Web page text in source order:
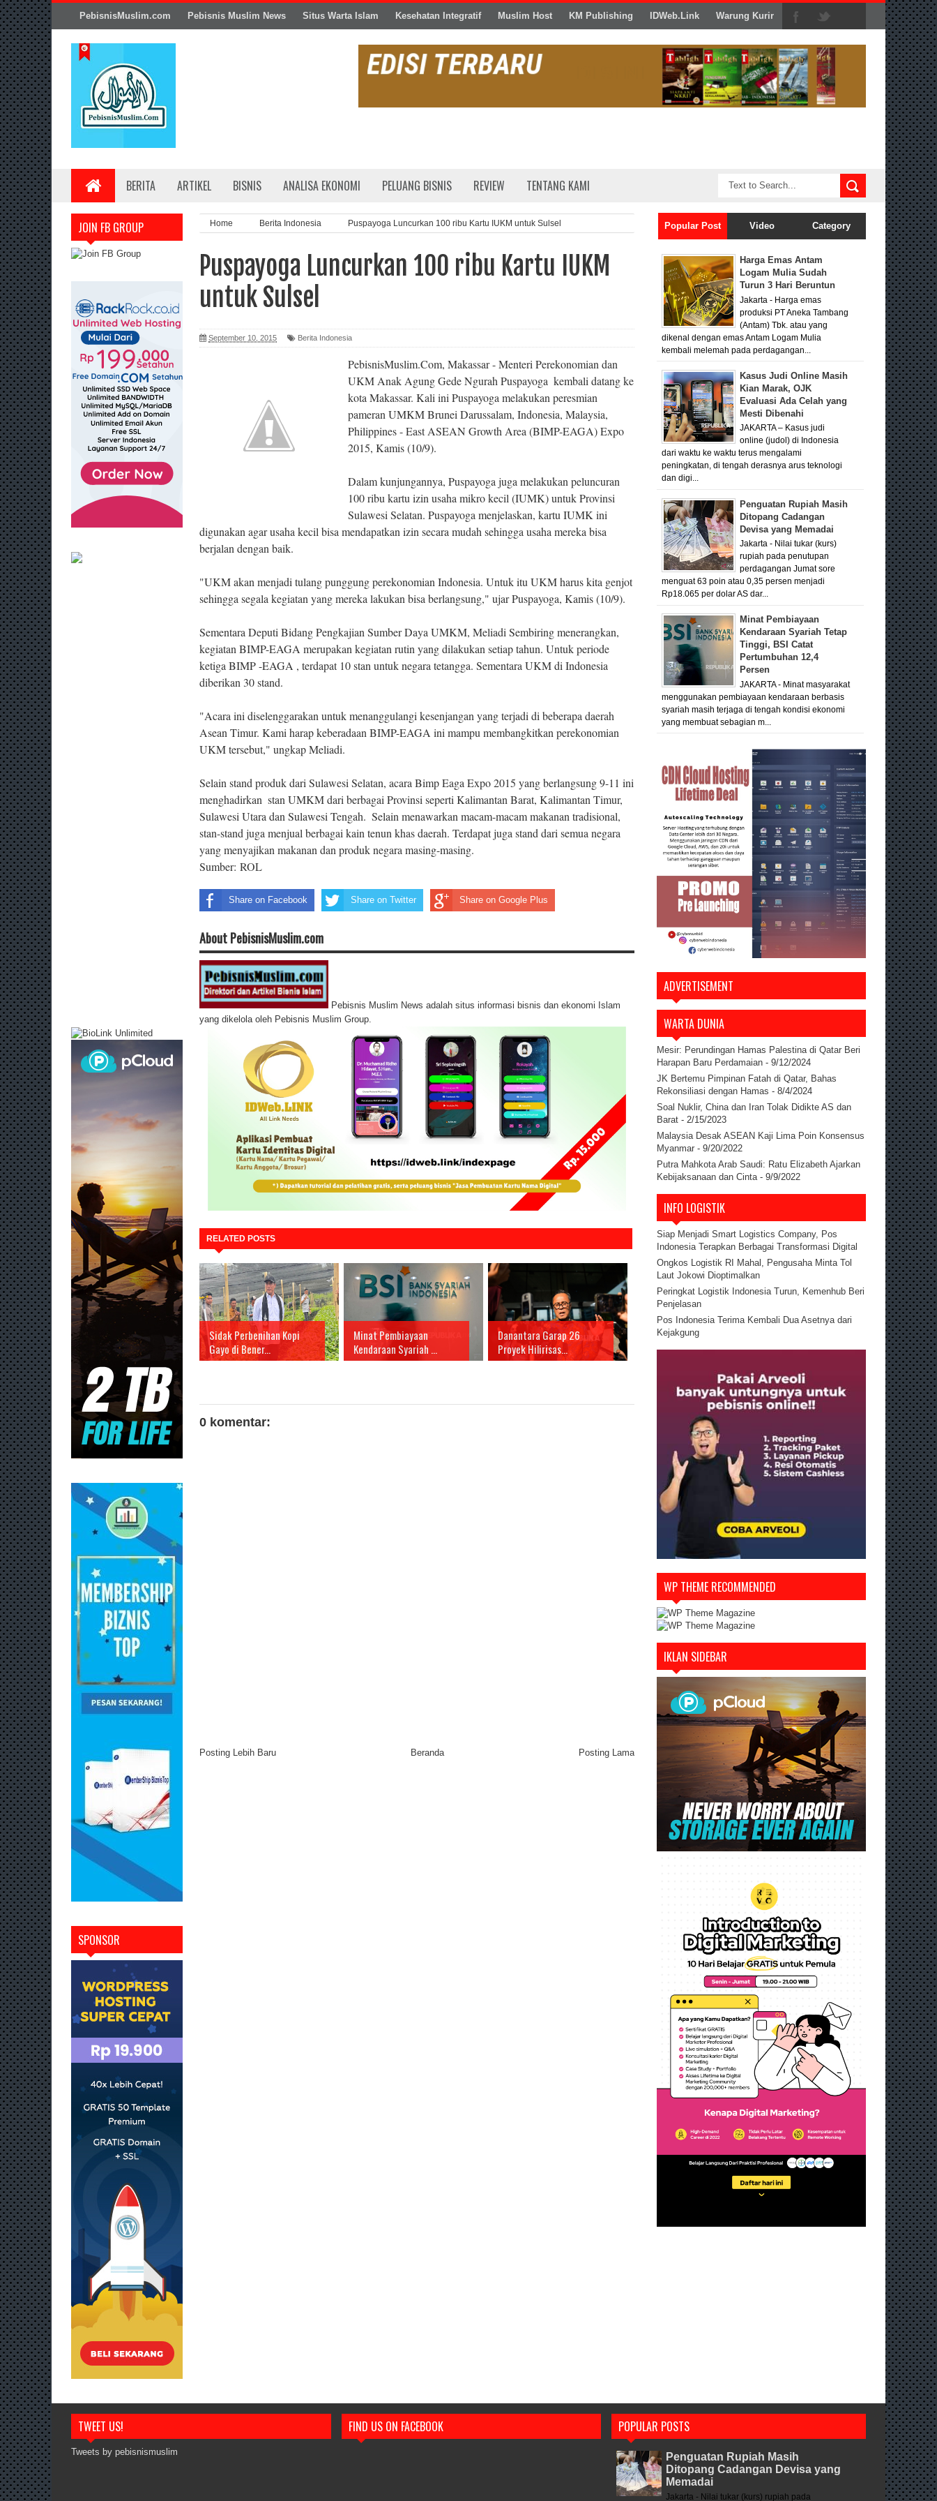
PebisnisMuslim.com Pebisnis Muslim News Situs Warta Islam Kesehatan Integratif Muslim Host KM Publishing IDWeb.Link Warung Kurir
BERITA ARTIKEL BISNIS ANALISA EKONOMI PELUANG BISNIS REVIEW TENTANG KAMI
JOIN FB GROUP
SPONSOR
Home Berita Indonesia Puspayoga Luncurkan 100 ribu Kartu IUKM untuk Sulsel
Puspayoga Luncurkan 100 ribu Kartu IUKM
untuk Sulsel
September 10, 2015 Berita Indonesia
PebisnisMuslim.Com, Makassar - Menteri Perekonomian dan
UKM Anak Agung Gede Ngurah Puspayoga ‎ kembali datang ke
kota Makassar. Kali ini Puspayoga melakukan peresmian
pameran UMKM Brunei Darussalam, Indonesia, Malaysia,
Philippines - East ASEAN Growth Area (BIMP-EAGA) Expo
2015, Kamis (10/9).
Dalam kunjungannya, Puspayoga juga melakukan peluncuran
100 ribu kartu izin usaha mikro kecil (IUMK) untuk Provinsi
Sulawesi Selatan. Puspayoga menjelaskan, kartu IUMK ini
digunakan agar usaha kecil bisa mendapatkan izin secara mudah sehingga usaha mereka bisa
berjalan dengan baik.
"UKM akan menjadi tulang punggung perekonomian Indonesia. Untuk itu UKM harus kita genjot
sehingga segala kegiatan yang mereka lakukan bisa berlangsung," ujar Puspayoga, Kamis (10/9).
Sementara Deputi Bidang Pengkajian Sumber Daya UMKM, Meliadi Sembiring menerangkan,‎
kegiatan BIMP-EAGA merupakan kegiatan rutin yang dilakukan setiap tahun. Untuk periode
ketiga BIMP -EAGA , terdapat 10 stan untuk negara tetangga. Sementara UKM di Indonesia
diberikan 30 stand.
"Acara ini diselenggarakan untuk menanggulangi kesenjangan yang terjadi di beberapa daerah
Asean Timur. Kami harap keberadaan BIMP-EAGA ini mampu membangkitkan perekonomian
UKM tersebut," ungkap Meliadi.
Selain stand produk dari Sulawesi Selatan, acara Bimp Eaga Expo 2015 yang berlangsung 9-11 ini
menghadirkan ‎ stan UMKM dari berbagai Provinsi seperti Kalimantan Barat, Kalimantan Timur,
Sulawesi Utara dan Sulawesi Tengah. ‎ Selain menawarkan macam-macam makanan tradisional,
stan-stand juga menjual berbagai kain tenun khas daerah. Terdapat juga stand dari semua negara
yang menyajikan makanan dan produk negara masing-masing.
Sumber: ROL
Share on Facebook Share on Twitter Share on Google Plus
About PebisnisMuslim.com
Pebisnis Muslim News adalah situs informasi bisnis dan ekonomi Islam
yang dikelola oleh Pebisnis Muslim Group.
RELATED POSTS
Sidak Perbenihan Kopi
Gayo di Bener...
Minat Pembiayaan
Kendaraan Syariah ...
Danantara Garap 26
Proyek Hilirisas...
0 komentar:
Posting Lebih Baru Posting Lama
Beranda
Popular Post Video Category
Harga Emas Antam
Logam Mulia Sudah
Turun 3 Hari Beruntun
Jakarta - Harga emas
produksi PT Aneka Tambang
(Antam) Tbk. atau yang
dikenal dengan emas Antam Logam Mulia
kembali melemah pada perdagangan...
Kasus Judi Online Masih
Kian Marak, OJK
Evaluasi Ada Celah yang
Mesti Dibenahi
JAKARTA – Kasus judi
online (judol) di Indonesia
dari waktu ke waktu terus mengalami
peningkatan, di tengah derasnya arus teknologi
dan digi...
Penguatan Rupiah Masih
Ditopang Cadangan
Devisa yang Memadai
Jakarta - Nilai tukar (kurs)
rupiah pada penutupan
perdagangan Jumat sore
menguat 63 poin atau 0,35 persen menjadi
Rp18.065 per dolar AS dar...
Minat Pembiayaan
Kendaraan Syariah Tetap
Tinggi, BSI Catat
Pertumbuhan 12,4
Persen
JAKARTA - Minat masyarakat
menggunakan pembiayaan kendaraan berbasis
syariah masih terjaga di tengah kondisi ekonomi
yang membuat sebagian m...
ADVERTISEMENT
WARTA DUNIA
Mesir: Perundingan Hamas Palestina di Qatar Beri
Harapan Baru Perdamaian - 9/12/2024
JK Bertemu Pimpinan Fatah di Qatar, Bahas
Rekonsiliasi dengan Hamas - 8/4/2024
Soal Nuklir, China dan Iran Tolak Didikte AS dan
Barat - 2/15/2023
Malaysia Desak ASEAN Kaji Lima Poin Konsensus
Myanmar - 9/20/2022
Putra Mahkota Arab Saudi: Ratu Elizabeth Ajarkan
Kebijaksanaan dan Cinta - 9/9/2022
INFO LOGISTIK
Siap Menjadi Smart Logistics Company, Pos
Indonesia Terapkan Berbagai Transformasi Digital
Ongkos Logistik RI Mahal, Pengusaha Minta Tol
Laut Jokowi Dioptimalkan
Peringkat Logistik Indonesia Turun, Kemenhub Beri
Penjelasan
Pos Indonesia Terima Kembali Dua Asetnya dari
Kejakgung
WP THEME RECOMMENDED
IKLAN SIDEBAR
TWEET US!
Tweets by pebisnismuslim
FIND US ON FACEBOOK POPULAR POSTS
Penguatan Rupiah Masih
Ditopang Cadangan Devisa yang
Memadai
Jakarta - Nilai tukar (kurs) rupiah pada